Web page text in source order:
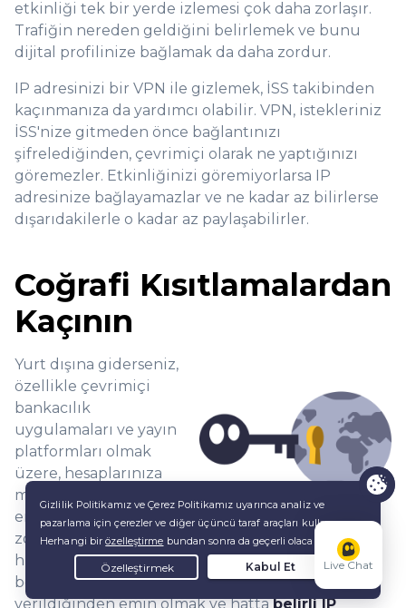
etkinliği tek bir yerde izlemesi çok daha zorlaşır.
Trafiğin nereden geldiğini belirlemek ve bunu
dijital profilinize bağlamak da daha zordur.
IP adresinizi bir VPN ile gizlemek, İSS takibinden
kaçınmanıza da yardımcı olabilir. VPN, istekleriniz
İSS'nize gitmeden önce bağlantınızı
şifrelediğinden, çevrimiçi olarak ne yaptığınızı
göremezler. Etkinliğinizi göremiyorlarsa IP
adresinize bağlayamazlar ve ne kadar az bilirlerse
dışarıdakilerle o kadar az paylaşabilirler.
Coğrafi Kısıtlamalardan
Kaçının
Yurt dışına giderseniz,
özellikle çevrimiçi
bankacılık
uygulamaları ve yayın
platformları olmak
üzere, hesaplarınıza
memleketinizden
erişmekte
zorlanabilirsiniz. Bu
hizmetler, sizinle
belirli içerik türlerini paylaşmalarına izin
verildiğinden emin olmak ve hattabelirli IP
Live Chat